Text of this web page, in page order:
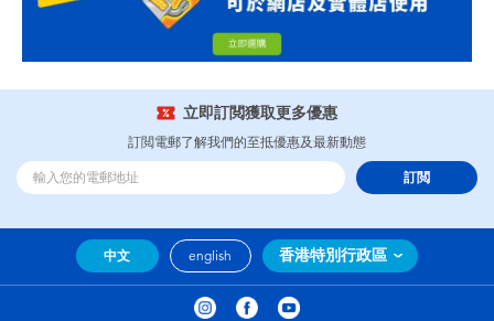
立即訂閲獲取更多優惠
訂閲電郵了解我們的至抵優惠及最新動態
訂閲
中文 english 香港特別行政區